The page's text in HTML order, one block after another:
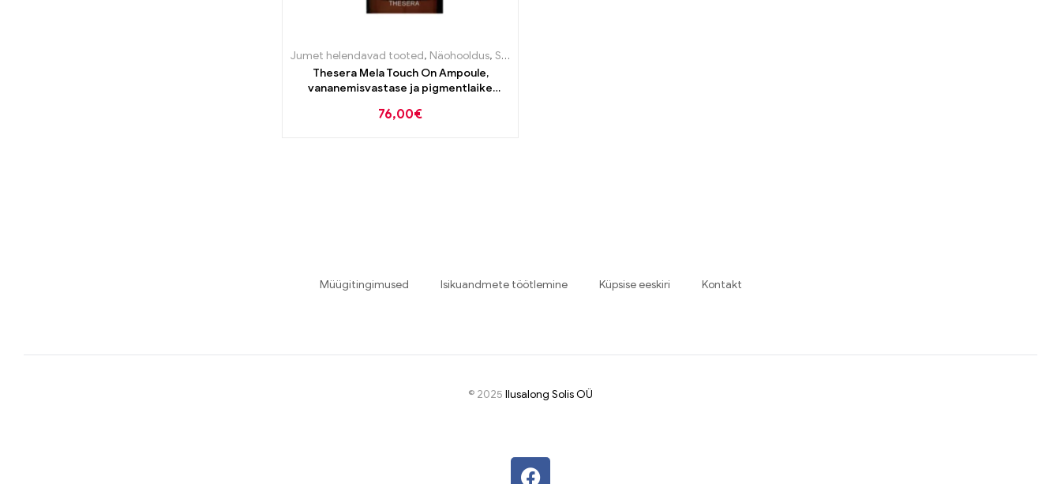
Jumet helendavad tooted, Näohooldus, Seerumid
Thesera Mela Touch On Ampoule,
vananemisvastase ja pigmentlaike
76,00€
Müügitingimused Isikuandmete töötlemine Küpsise eeskiri Kontakt
© 2025 Ilusalong Solis OÜ